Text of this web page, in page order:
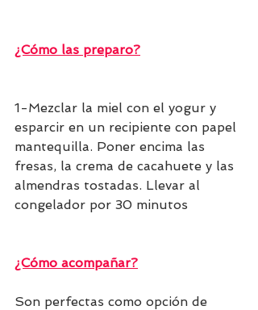
¿Cómo las preparo?
1-Mezclar la miel con el yogur y
esparcir en un recipiente con papel
mantequilla. Poner encima las
fresas, la crema de cacahuete y las
almendras tostadas. Llevar al
congelador por 30 minutos
¿Cómo acompañar?
Son perfectas como opción de